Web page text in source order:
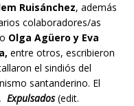
Ruisánchez, además
colaboradores/as
Olga Agüero y Eva
entre otros, escribieron
el sindiós del
santanderino. El
Expulsados(edit.